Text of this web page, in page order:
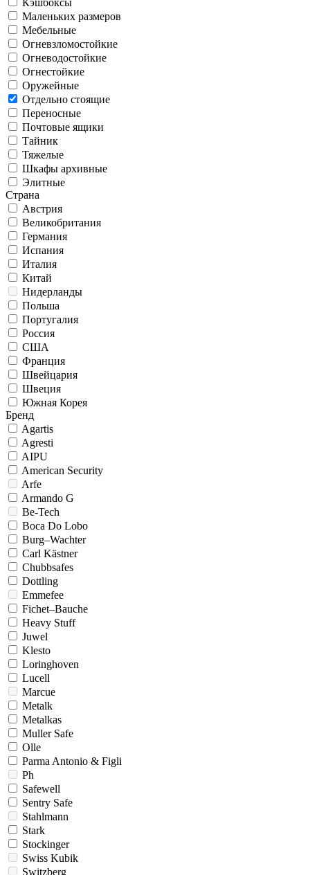
Маленьких размеров
Мебельные
Огневзломостойкие
Огневодостойкие
Огнестойкие
Оружейные
Отдельно стоящие
Переносные
Почтовые ящики
Тайник
Тяжелые
Шкафы архивные
Элитные
Страна
Австрия
Великобритания
Германия
Испания
Италия
Китай
Нидерланды
Польша
Португалия
Россия
США
Франция
Швейцария
Швеция
Южная Корея
Бренд
Agartis
Agresti
AIPU
American Security
Arfe
Armando G
Be-Tech
Boca Do Lobo
Burg–Wachter
Carl Kästner
Chubbsafes
Dottling
Emmefee
Fichet–Bauche
Heavy Stuff
Juwel
Klesto
Loringhoven
Lucell
Marcue
Metalk
Metalkas
Muller Safe
Olle
Parma Antonio & Figli
Ph
Safewell
Sentry Safe
Stahlmann
Stark
Stockinger
Swiss Kubik
Switzberg